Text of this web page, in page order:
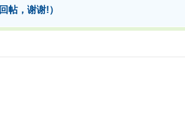
帖，谢谢!）